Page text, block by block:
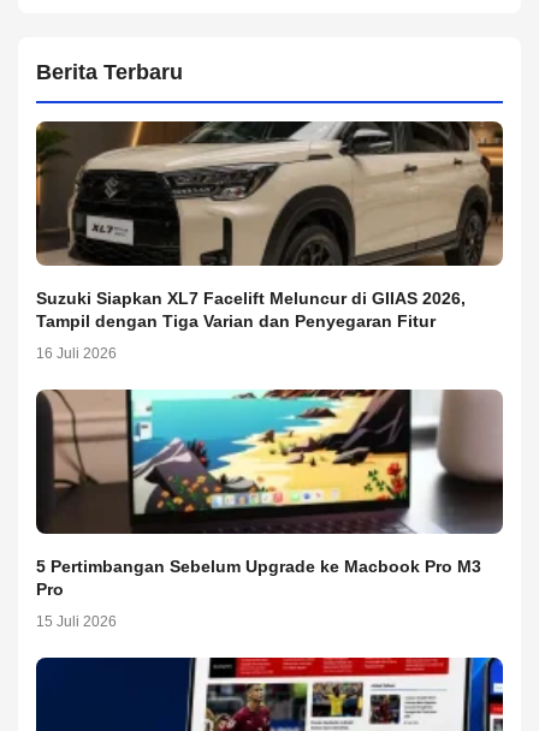
Berita Terbaru
Suzuki Siapkan XL7 Facelift Meluncur di GIIAS 2026,
Tampil dengan Tiga Varian dan Penyegaran Fitur
16 Juli 2026
5 Pertimbangan Sebelum Upgrade ke Macbook Pro M3
Pro
15 Juli 2026